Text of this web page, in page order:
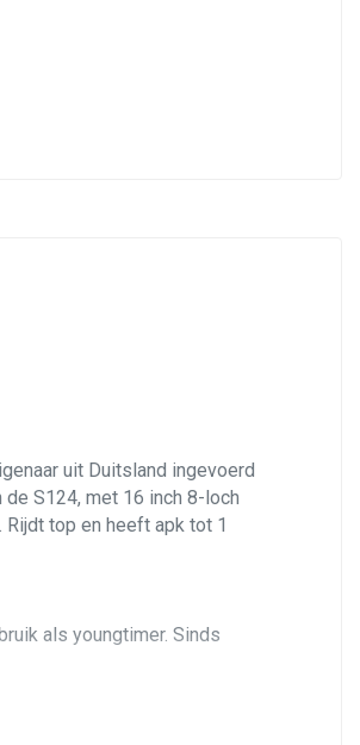
uit Duitsland ingevoerd
S124, met 16 inch 8-loch
Rijdt top en heeft apk tot 1
als youngtimer. Sinds